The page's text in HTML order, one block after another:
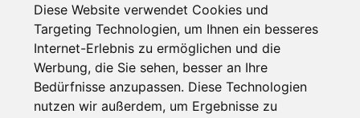
Diese Website verwendet Cookies und
Targeting Technologien, um Ihnen ein besseres
Internet-Erlebnis zu ermöglichen und die
Werbung, die Sie sehen, besser an Ihre
Bedürfnisse anzupassen. Diese Technologien
nutzen wir außerdem, um Ergebnisse zu
NEWSLETTER